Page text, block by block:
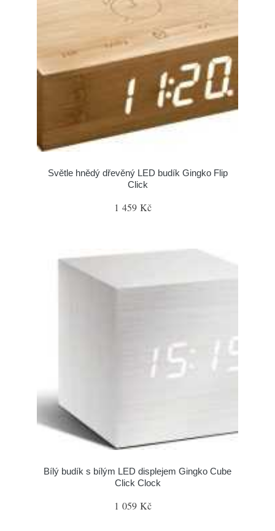
Světle hnědý dřevěný LED budík Gingko Flip
Click
1 459 Kč
Bílý budík s bílým LED displejem Gingko Cube
Click Clock
1 059 Kč